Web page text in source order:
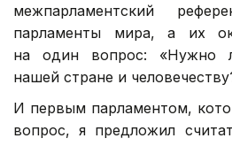
межпарламентский
парламенты мира, а их
на один вопрос: «Нужно
нашей стране и
И первым парламентом,
вопрос, я предложил